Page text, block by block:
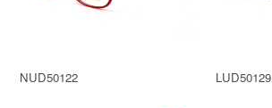
NUD50122 LUD50129